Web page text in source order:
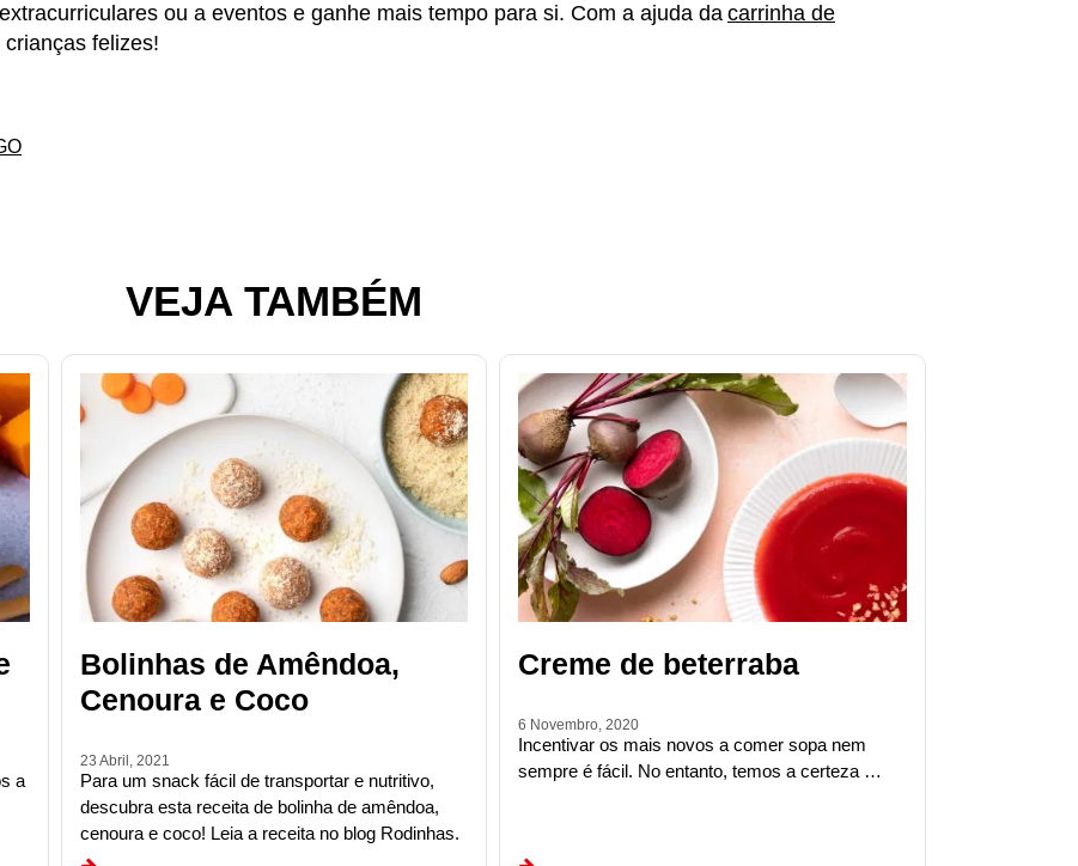
ou a eventos e ganhe mais tempo para si. Com a ajuda dacarrinha de
felizes!
VEJA TAMBÉM
a
Bolinhas de Amêndoa,
Cenoura e Coco
23 Abril, 2021
Para um snack fácil de transportar e nutritivo,
descubra esta receita de bolinha de amêndoa,
cenoura e coco! Leia a receita no blog Rodinhas.
Creme de beterraba
6 Novembro, 2020
Incentivar os mais novos a comer sopa nem
sempre é fácil. No entanto, temos a certeza …